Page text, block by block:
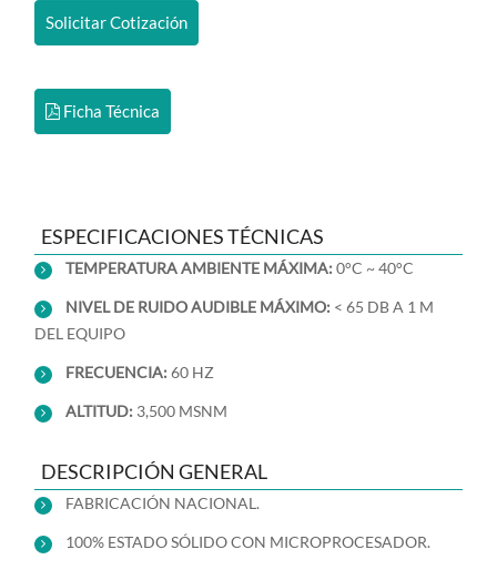
Solicitar Cotización
Ficha Técnica
ESPECIFICACIONES TÉCNICAS
TEMPERATURA AMBIENTE MÁXIMA: 0°C ~ 40°C
NIVEL DE RUIDO AUDIBLE MÁXIMO: < 65 DB A 1 M
DEL EQUIPO
FRECUENCIA: 60 HZ
ALTITUD: 3,500 MSNM
DESCRIPCIÓN GENERAL
FABRICACIÓN NACIONAL.
100% ESTADO SÓLIDO CON MICROPROCESADOR.